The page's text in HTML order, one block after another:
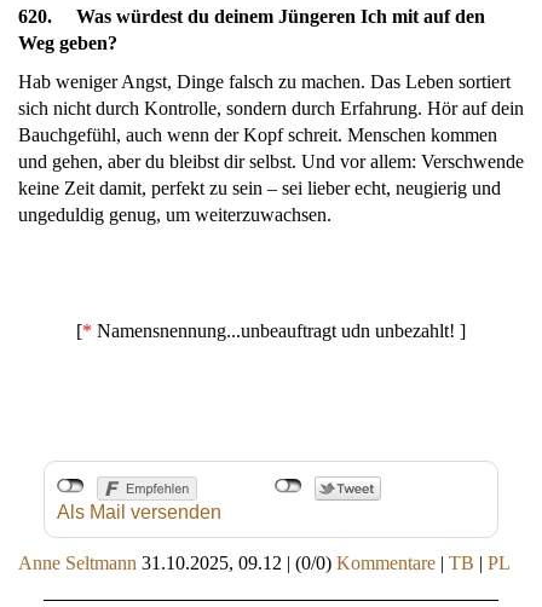
620. Was würdest du deinem Jüngeren Ich mit auf den
Weg geben?
Hab weniger Angst, Dinge falsch zu machen. Das Leben sortiert
sich nicht durch Kontrolle, sondern durch Erfahrung. Hör auf dein
Bauchgefühl, auch wenn der Kopf schreit. Menschen kommen
und gehen, aber du bleibst dir selbst. Und vor allem: Verschwende
keine Zeit damit, perfekt zu sein – sei lieber echt, neugierig und
ungeduldig genug, um weiterzuwachsen.
[* Namensnennung...unbeauftragt udn unbezahlt! ]
Als Mail versenden
Anne Seltmann 31.10.2025, 09.12 | (0/0) Kommentare | TB | PL